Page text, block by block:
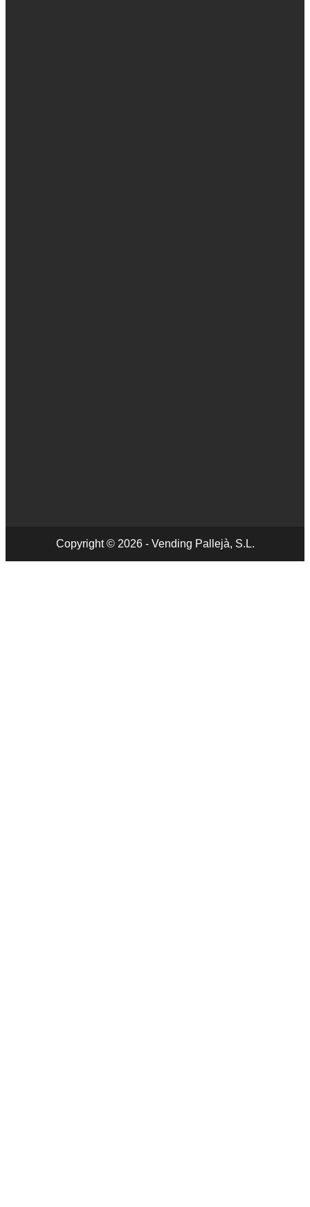
Copyright © 2026 - Vending Pallejà, S.L.